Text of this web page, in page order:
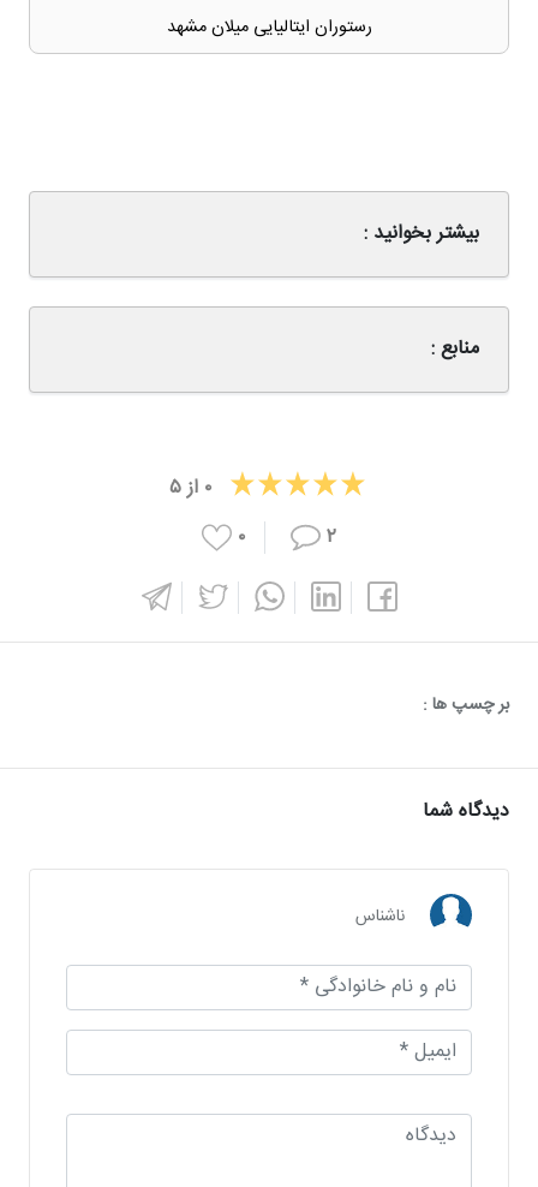
رستوران ایتالیایی میلان مشهد
بیشتر بخوانید :
منابع :
۰ از۵
۲
۰
بر چسپ ها :
دیدگاه شما
ناشناس